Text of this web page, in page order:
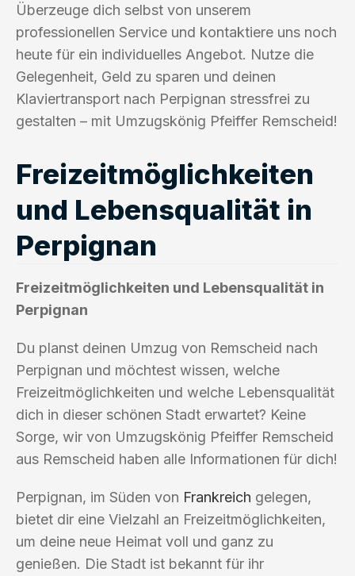
Überzeuge dich selbst von unserem
professionellen Service und kontaktiere uns noch
heute für ein individuelles Angebot. Nutze die
Gelegenheit, Geld zu sparen und deinen
Klaviertransport nach Perpignan stressfrei zu
gestalten – mit Umzugskönig Pfeiffer Remscheid!
Freizeitmöglichkeiten
und Lebensqualität in
Perpignan
Freizeitmöglichkeiten und Lebensqualität in
Perpignan
Du planst deinen Umzug von Remscheid nach
Perpignan und möchtest wissen, welche
Freizeitmöglichkeiten und welche Lebensqualität
dich in dieser schönen Stadt erwartet? Keine
Sorge, wir von Umzugskönig Pfeiffer Remscheid
aus Remscheid haben alle Informationen für dich!
Perpignan, im Süden von Frankreich gelegen,
bietet dir eine Vielzahl an Freizeitmöglichkeiten,
um deine neue Heimat voll und ganz zu
genießen. Die Stadt ist bekannt für ihr